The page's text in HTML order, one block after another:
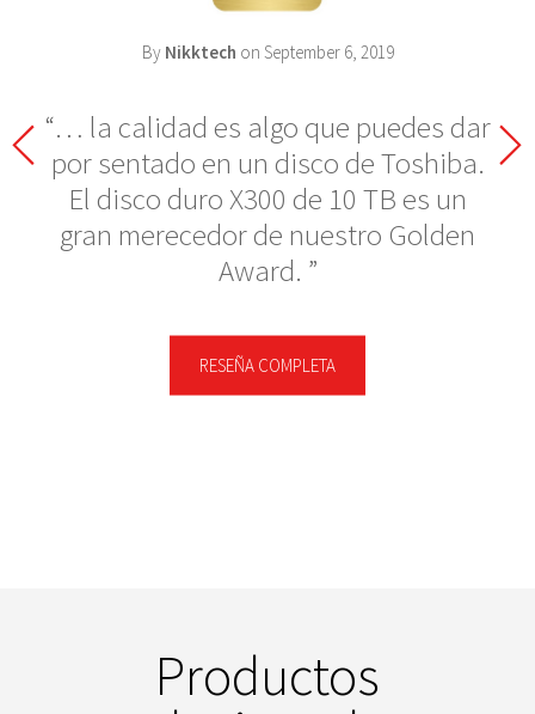
By Nikktech on September 6, 2019
… la calidad es algo que puedes dar
por sentado en un disco de Toshiba.
El disco duro X300 de 10 TB es un
gran merecedor de nuestro Golden
Award.
RESEÑA COMPLETA
Productos